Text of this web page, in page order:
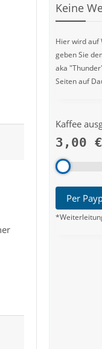
Keine
Hier wird auf
geben Sie
aka
Seiten auf
Kaffee
3,00 €
Per